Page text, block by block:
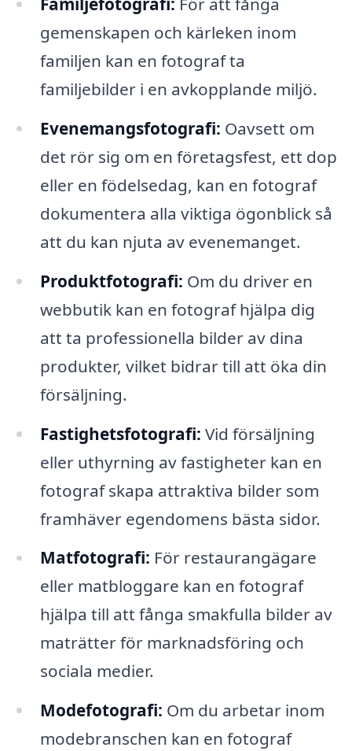
gemenskapen och kärleken inom
familjen kan en fotograf ta
familjebilder i en avkopplande miljö.
Evenemangsfotografi: Oavsett om
det rör sig om en företagsfest, ett dop
eller en födelsedag, kan en fotograf
dokumentera alla viktiga ögonblick så
att du kan njuta av evenemanget.
Produktfotografi: Om du driver en
webbutik kan en fotograf hjälpa dig
att ta professionella bilder av dina
produkter, vilket bidrar till att öka din
försäljning.
Fastighetsfotografi: Vid försäljning
eller uthyrning av fastigheter kan en
fotograf skapa attraktiva bilder som
framhäver egendomens bästa sidor.
Matfotografi: För restaurangägare
eller matbloggare kan en fotograf
hjälpa till att fånga smakfulla bilder av
maträtter för marknadsföring och
sociala medier.
Modefotografi: Om du arbetar inom
modebranschen kan en fotograf